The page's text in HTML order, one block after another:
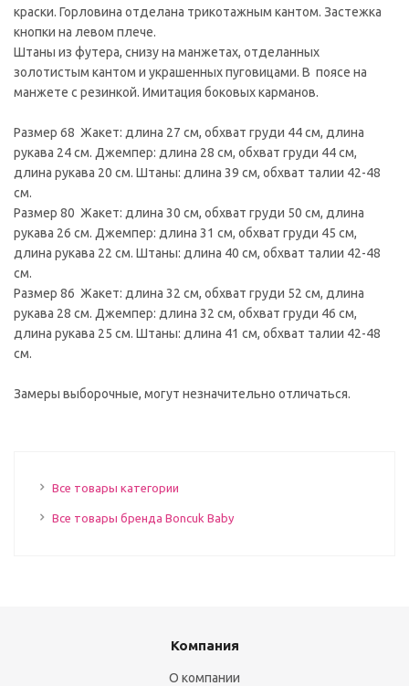
краски. Горловина отделана трикотажным кантом. Застежка
кнопки на левом плече.
Штаны из футера, снизу на манжетах, отделанных
золотистым кантом и украшенных пуговицами. В поясе на
манжете с резинкой. Имитация боковых карманов.
Размер 68 Жакет: длина 27 см, обхват груди 44 см, длина
рукава 24 см. Джемпер: длина 28 см, обхват груди 44 см,
длина рукава 20 см. Штаны: длина 39 см, обхват талии 42-48
см.
Размер 80 Жакет: длина 30 см, обхват груди 50 см, длина
рукава 26 см. Джемпер: длина 31 см, обхват груди 45 см,
длина рукава 22 см. Штаны: длина 40 см, обхват талии 42-48
см.
Размер 86 Жакет: длина 32 см, обхват груди 52 см, длина
рукава 28 см. Джемпер: длина 32 см, обхват груди 46 см,
длина рукава 25 см. Штаны: длина 41 см, обхват талии 42-48
см.
Замеры выборочные, могут незначительно отличаться.
Все товары категории
Все товары бренда Boncuk Baby
Компания
О компании